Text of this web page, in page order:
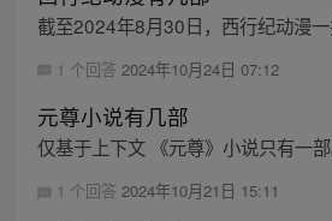
截至2024年8月30日，西行纪动漫一
1 个回答 2024年10月24日 07:12
元尊小说有几部
仅基于上下文 《元尊》小说只有一部
1 个回答 2024年10月21日 15:11